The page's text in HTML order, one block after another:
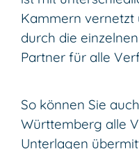
Kammern vernetzt
durch die
Partner für alle
So können Sie
Württemberg alle
Unterlagen